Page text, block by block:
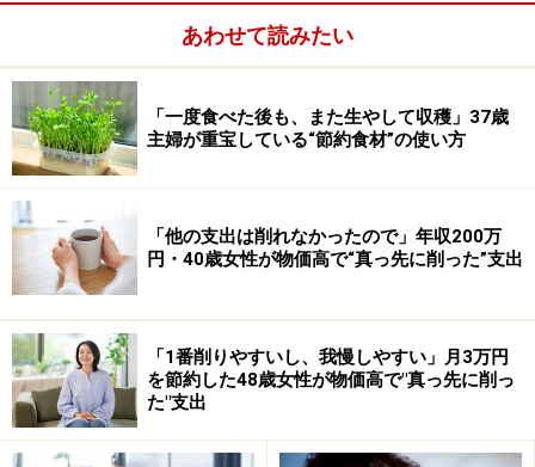
続いて、神奈川県のゆっこさん。お父様が、銀行におつ
とめでお家に500円玉の記念コインがたくさんありまし
た。それを去年、お年玉として1枚ずつあげたら、親戚
の小学生の男の子は大喜びだったそうです。
記念コインは、造幣局のオンラインショップで買うこと
が出来ます。例えば、2007年に発売された商品「ベルサ
あわせて読みたい
「一度食べた後も、また生やして収穫」37歳
主婦が重宝している“節約食材”の使い方
「他の支出は削れなかったので」年収200万
円・40歳女性が物価高で“真っ先に削った”支出
「1番削りやすいし、我慢しやすい」月3万円
を節約した48歳女性が物価高で"真っ先に削っ
た"支出